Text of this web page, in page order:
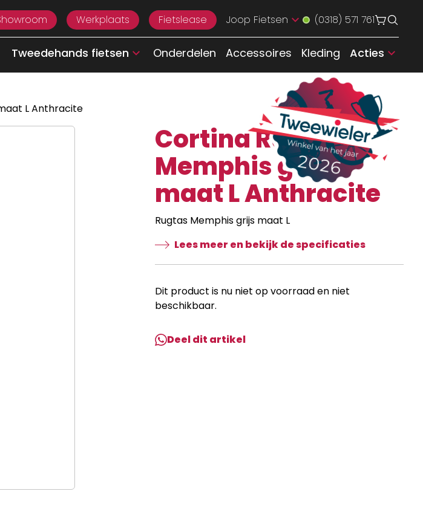
Werkplaats Fietslease Joop Fietsen (0318) 571 761
Tweedehands fietsen Onderdelen Accessoires Kleding Acties
L Anthracite
Cortina Rugtas
Memphis grijs
maat L Anthracite
Rugtas Memphis grijs maat L
Lees meer en bekijk de specificaties
Dit product is nu niet op voorraad en niet
beschikbaar.
Deel dit artikel